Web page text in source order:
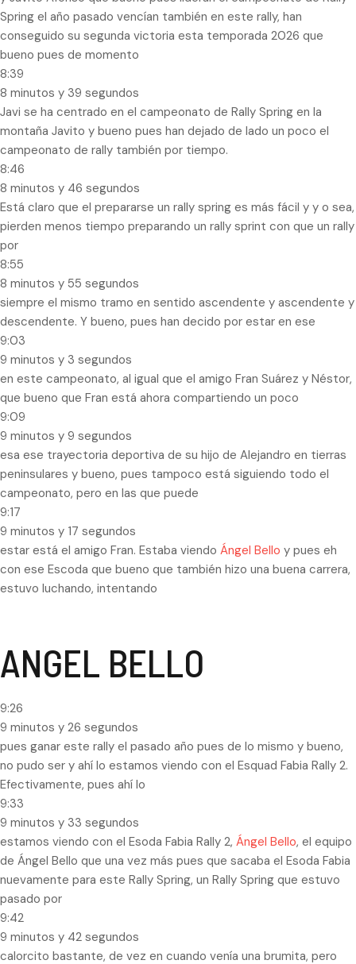
Spring el año pasado vencían también en este rally, han
conseguido su segunda victoria esta temporada 2026 que
bueno pues de momento
8:39
8 minutos y 39 segundos
Javi se ha centrado en el campeonato de Rally Spring en la
montaña Javito y bueno pues han dejado de lado un poco el
campeonato de rally también por tiempo.
8:46
8 minutos y 46 segundos
Está claro que el prepararse un rally spring es más fácil y y o sea,
pierden menos tiempo preparando un rally sprint con que un rally
por
8:55
8 minutos y 55 segundos
siempre el mismo tramo en sentido ascendente y ascendente y
descendente. Y bueno, pues han decido por estar en ese
9:03
9 minutos y 3 segundos
en este campeonato, al igual que el amigo Fran Suárez y Néstor,
que bueno que Fran está ahora compartiendo un poco
9:09
9 minutos y 9 segundos
esa ese trayectoria deportiva de su hijo de Alejandro en tierras
peninsulares y bueno, pues tampoco está siguiendo todo el
campeonato, pero en las que puede
9:17
9 minutos y 17 segundos
estar está el amigo Fran. Estaba viendo Ángel Bello y pues eh
con ese Escoda que bueno que también hizo una buena carrera,
estuvo luchando, intentando
ANGEL BELLO
9:26
9 minutos y 26 segundos
pues ganar este rally el pasado año pues de lo mismo y bueno,
no pudo ser y ahí lo estamos viendo con el Esquad Fabia Rally 2.
Efectivamente, pues ahí lo
9:33
9 minutos y 33 segundos
estamos viendo con el Esoda Fabia Rally 2, Ángel Bello, el equipo
de Ángel Bello que una vez más pues que sacaba el Esoda Fabia
nuevamente para este Rally Spring, un Rally Spring que estuvo
pasado por
9:42
9 minutos y 42 segundos
calorcito bastante, de vez en cuando venía una brumita, pero